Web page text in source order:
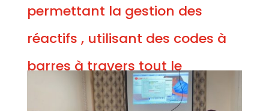
permettant la gestion des
réactifs , utilisant des codes à
barres à travers tout le
processus dès gestion des